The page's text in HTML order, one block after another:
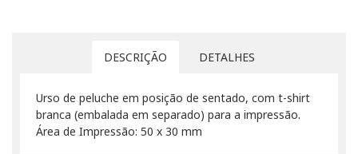
DESCRIÇÃO DETALHES
Urso de peluche em posição de sentado, com t-shirt
branca (embalada em separado) para a impressão.
Área de Impressão: 50 x 30 mm